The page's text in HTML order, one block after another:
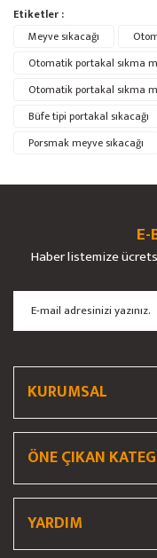
Bu
Ürün
Bu ürünün fiyat bilgisi,
yetersiz gördüğünüz
iletebilirsiniz.
Görüş ve önerileriniz için
Ürün fiyatı diğer
Etiketler :
Meyve sıkacağı
Otomatik portakal sıkma
Otomatik portakal sıkma
Büfe tipi portakal sıkacağı
Porsmak meyve sıkacağı
E-
Haber listemize
KURUMSAL
ÖNE ÇIKAN
YARDIM